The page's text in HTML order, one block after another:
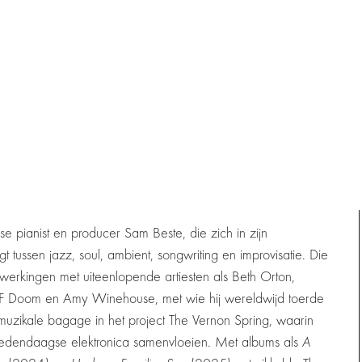
pianist en producer Sam Beste, die zich in zijn
tussen jazz, soul, ambient, songwriting en improvisatie. Die
met uiteenlopende artiesten als Beth Orton,
en Amy Winehouse, met wie hij wereldwijd toerde
bagage in het project The Vernon Spring, waarin
elektronica samenvloeien. Met albums als A